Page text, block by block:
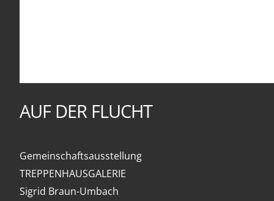
AUF DER FLUCHT
Gemeinschaftsausstellung
TREPPENHAUSGALERIE
Sigrid Braun-Umbach